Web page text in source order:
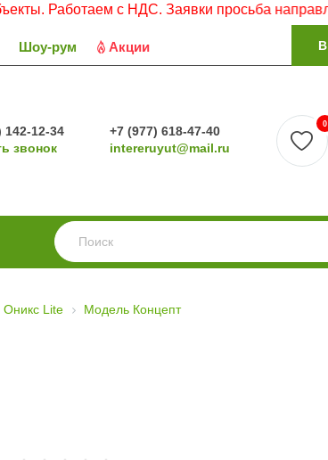
с НДС. Заявки просьба направлять на
Шоу-рум Акции
142-12-34
звонок
+7 (977) 618-47-40
intereruyut@mail.ru
0
Lite
Модель Концепт